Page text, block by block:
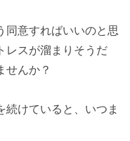
同意すればいいのと思
レスが溜まりそうだ
せんか？
けていると、いつま